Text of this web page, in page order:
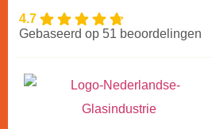
4.7
Gebaseerd op 51 beoordelingen